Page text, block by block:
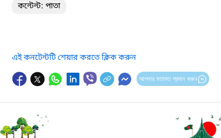
কন্টেন্ট: পাতা
এই কনটেন্টটি শেয়ার করতে ক্লিক করুন
আপনার মতামত প্রদান করুন